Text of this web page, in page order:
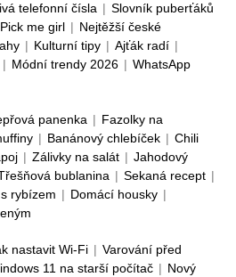
telefonní čísla | Slovník puberťáků
Pick me girl | Nejtěžší české
| Kulturní tipy | Ajťák radí |
| Módní trendy 2026 | WhatsApp
panenka | Fazolky na
| Banánový chlebíček | Chili
| Zálivky na salát | Jahodový
bublanina | Sekaná recept |
rybízem | Domácí housky |
nastavit Wi-Fi | Varování před
11 na starší počítač | Nový